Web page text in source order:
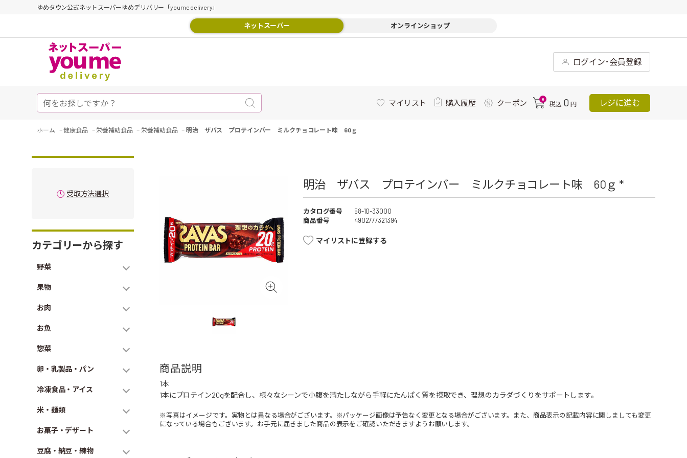
ゆめタウン公式ネットスーパーゆめデリバリー「youme delivery」
ネットスーパー オンラインショップ
ログイン･会員登録
マイリスト 購入履歴 クーポン 0
税込 0 円 レジに進む
ホーム -健康食品 - 栄養補助食品 - 栄養補助食品 -明治 ザバス プロテインバー ミルクチョコレート味 60ｇ
受取方法選択
カテゴリーから探す
野菜
果物
お肉
お魚
惣菜
卵・乳製品・パン
冷凍食品・アイス
米・麺類
お菓子・デザート
豆腐・納豆・練物
明治 ザバス プロテインバー ミルクチョコレート味 60ｇ *
カタログ番号
58-10-33000
商品番号
4902777321394
マイリストに登録する
商品説明
1本
1本にプロテイン20gを配合し、様々なシーンで小腹を満たしながら手軽にたんぱく質を摂取でき、理想のカラダづくりをサポートします。
※写真はイメージです。実物とは異なる場合がございます。※パッケージ画像は予告なく変更となる場合がございます。また、商品表示の記載内容に関しましても変更
になっている場合もございます。お手元に届きました商品の表示をご確認いただきますようお願いします。